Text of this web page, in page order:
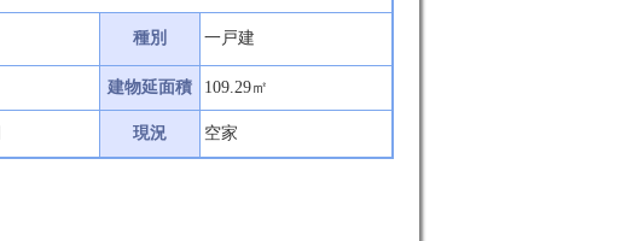
種別 一戸建
建物延面積 109.29㎡
現況 空家